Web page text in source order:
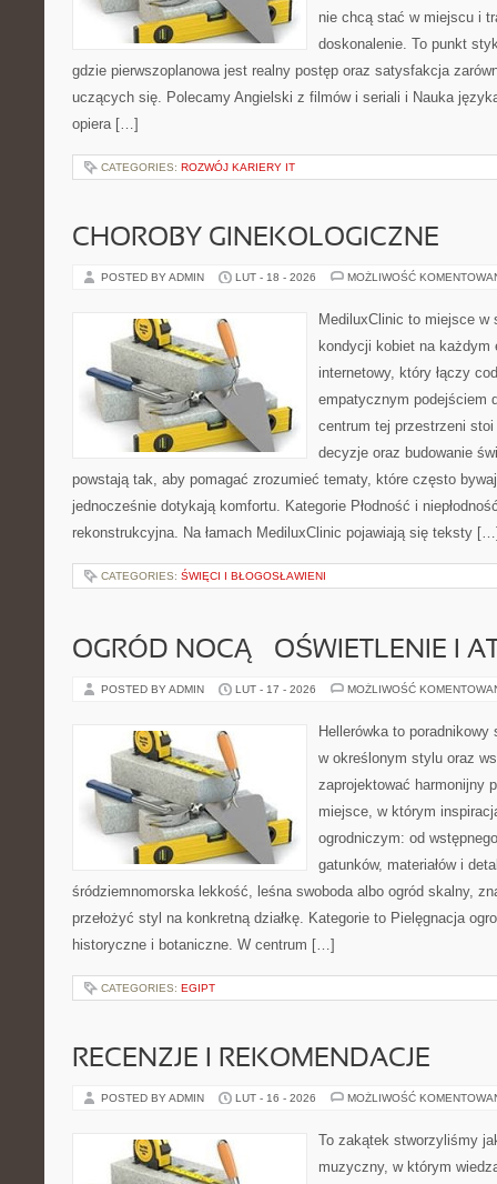
nie chcą stać w miejscu i
doskonalenie. To punkt
gdzie pierwszoplanowa jest realny postęp oraz satysfakcja
uczących się. Polecamy Angielski z filmów i seriali i Nauka
opiera […]
CATEGORIES: ROZWÓJ KARIERY IT
CHOROBY GINEKOLOGICZNE
POSTED BY ADMIN LUT - 18 - 2026 MOŻLIWOŚĆ
MediluxClinic to miejsce
kondycji kobiet na każdym
internetowy, który łączy
empatycznym podejściem
centrum tej przestrzeni
decyzje oraz budowanie
powstają tak, aby pomagać zrozumieć tematy, które często
jednocześnie dotykają komfortu. Kategorie Płodność i
rekonstrukcyjna. Na łamach MediluxClinic pojawiają się teksty
CATEGORIES: ŚWIĘCI I BŁOGOSŁAWIENI
OGRÓD NOCĄ – OŚWIETLENIE I
POSTED BY ADMIN LUT - 17 - 2026 MOŻLIWOŚĆ
Hellerówka to
w określonym stylu oraz
zaprojektować harmonijny
miejsce, w którym
ogrodniczym: od
gatunków, materiałów i
śródziemnomorska lekkość, leśna swoboda albo ogród skalny,
przełożyć styl na konkretną działkę. Kategorie to Pielęgnacja
historyczne i botaniczne. W centrum […]
CATEGORIES: EGIPT
RECENZJE I REKOMENDACJE
POSTED BY ADMIN LUT - 16 - 2026 MOŻLIWOŚĆ
To zakątek stworzyliśmy
muzyczny, w którym